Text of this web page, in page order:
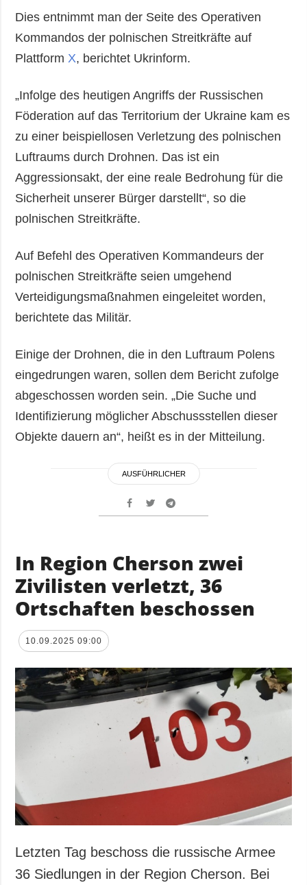
Dies entnimmt man der Seite des Operativen
Kommandos der polnischen Streitkräfte auf
Plattform X, berichtet Ukrinform.
„Infolge des heutigen Angriffs der Russischen
Föderation auf das Territorium der Ukraine kam es
zu einer beispiellosen Verletzung des polnischen
Luftraums durch Drohnen. Das ist ein
Aggressionsakt, der eine reale Bedrohung für die
Sicherheit unserer Bürger darstellt“, so die
polnischen Streitkräfte.
Auf Befehl des Operativen Kommandeurs der
polnischen Streitkräfte seien umgehend
Verteidigungsmaßnahmen eingeleitet worden,
berichtete das Militär.
Einige der Drohnen, die in den Luftraum Polens
eingedrungen waren, sollen dem Bericht zufolge
abgeschossen worden sein. „Die Suche und
Identifizierung möglicher Abschussstellen dieser
Objekte dauern an“, heißt es in der Mitteilung.
AUSFÜHRLICHER
In Region Cherson zwei
Zivilisten verletzt, 36
Ortschaften beschossen
10.09.2025 09:00
Letzten Tag beschoss die russische Armee
36 Siedlungen in der Region Cherson. Bei